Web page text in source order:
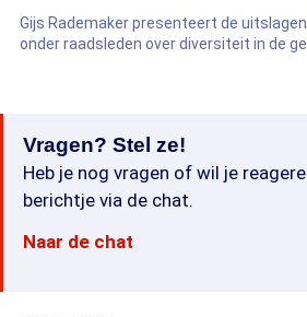
Gijs Rademaker presenteert de
onder raadsleden over diversiteit in de
Vragen? Stel ze!
Heb je nog vragen of wil je
berichtje via de chat.
Naar de chat